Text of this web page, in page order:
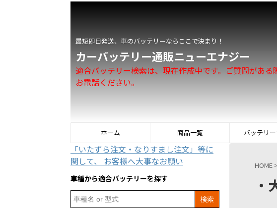
最短即日発送、車のバッテリーならここで決まり！
カーバッテリー通販ニューエナジー
適合バッテリー検索は、現在作成中です。ご質問がある
お電話ください。
ホーム 商品一覧 バッテリ
HOME >
・
「いたずら注文・なりすまし注文」等に
関して、 お客様へ大事なお願い
車種から適合バッテリーを探す
Search
for: